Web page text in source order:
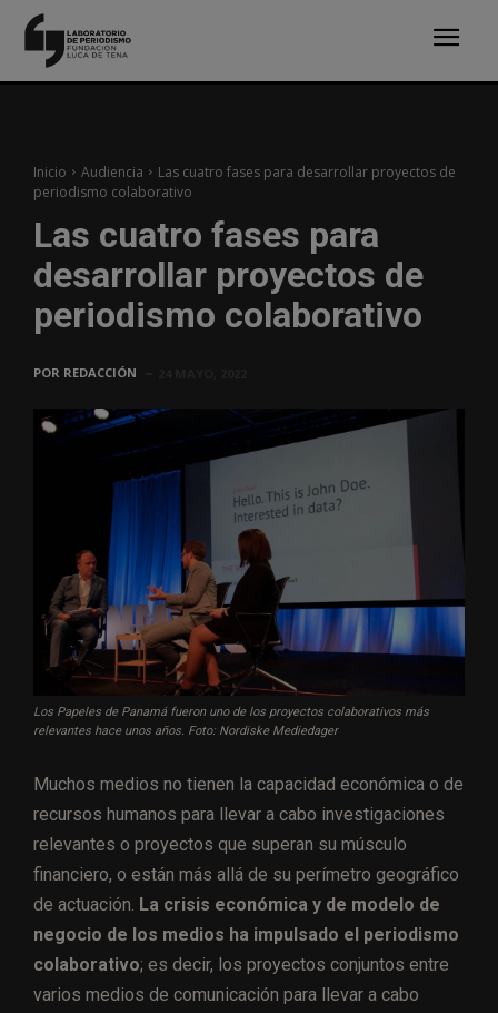
Inicio Audiencia
Las cuatro fases para desarrollar proyectos de
periodismo colaborativo
Las cuatro fases para
desarrollar proyectos de
periodismo colaborativo
POR REDACCIÓN
Los Papeles de Panamá fueron uno de los proyectos colaborativos más
relevantes hace unos años. Foto: Nordiske Mediedager
Muchos medios no tienen la capacidad económica o de
recursos humanos para llevar a cabo investigaciones
relevantes o proyectos que superan su músculo
financiero, o están más allá de su perímetro geográfico
de actuación. La crisis económica y de modelo de
negocio de los medios ha impulsado el periodismo
colaborativo; es decir, los proyectos conjuntos entre
varios medios de comunicación para llevar a cabo